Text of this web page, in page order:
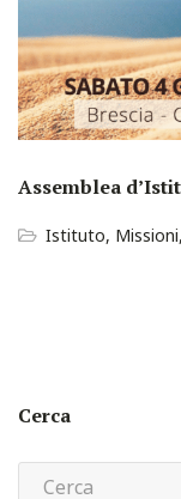
Assemblea
Istituto, Missioni,
Cerca